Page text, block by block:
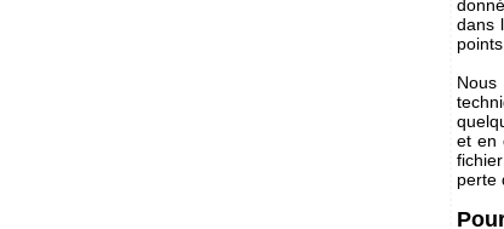
dans
et en
perte